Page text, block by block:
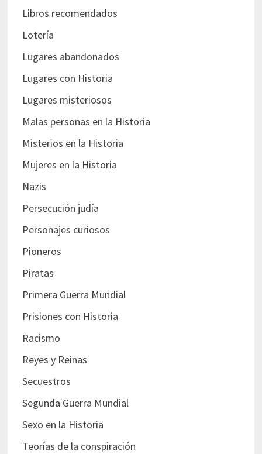
Libros recomendados
Lotería
Lugares abandonados
Lugares con Historia
Lugares misteriosos
Malas personas en la Historia
Misterios en la Historia
Mujeres en la Historia
Nazis
Persecución judía
Personajes curiosos
Pioneros
Piratas
Primera Guerra Mundial
Prisiones con Historia
Racismo
Reyes y Reinas
Secuestros
Segunda Guerra Mundial
Sexo en la Historia
Teorías de la conspiración